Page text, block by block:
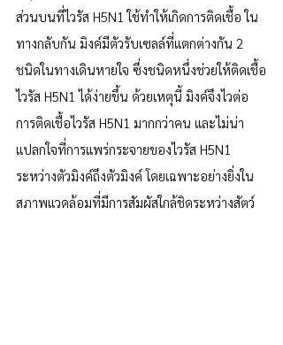
ส่วนบนที่ไวรัส H5N1 ใช้ทำให้เกิดการติดเชื้อ ใน
ทางกลับกัน มิงค์มีตัวรับเซลล์ที่แตกต่างกัน 2
ชนิดในทางเดินหายใจ ซึ่งชนิดหนึ่งช่วยให้ติดเชื้อ
ไวรัส H5N1 ได้ง่ายขึ้น ด้วยเหตุนี้ มิงค์จึงไวต่อ
การติดเชื้อไวรัส H5N1 มากกว่าคน และไม่น่า
แปลกใจที่การแพร่กระจายของไวรัส H5N1
ระหว่างตัวมิงค์ถึงตัวมิงค์ โดยเฉพาะอย่างยิ่งใน
สภาพแวดล้อมที่มีการสัมผัสใกล้ชิดระหว่างสัตว์